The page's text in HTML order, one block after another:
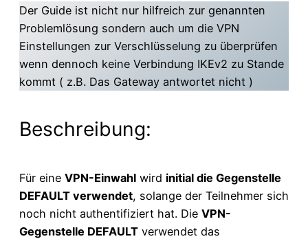
Der Guide ist nicht nur hilfreich zur genannten
Problemlösung sondern auch um die VPN
Einstellungen zur Verschlüsselung zu überprüfen
wenn dennoch keine Verbindung IKEv2 zu Stande
kommt ( z.B. Das Gateway antwortet nicht )
Beschreibung:
Für eine VPN-Einwahl wird initial die Gegenstelle
DEFAULT verwendet, solange der Teilnehmer sich
noch nicht authentifiziert hat. Die VPN-
Gegenstelle DEFAULT verwendet das